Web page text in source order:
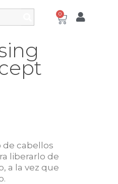
0
cabellos
liberarlo de
a la vez que